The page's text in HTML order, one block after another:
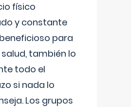
físico
y constante
para
también lo
todo el
si nada lo
Los grupos